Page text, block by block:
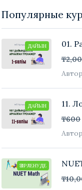
Популярные
ДАЙЫН 01.
ДАЙЫН 11.
₸600
ӘЗІРЛЕНУДЕ